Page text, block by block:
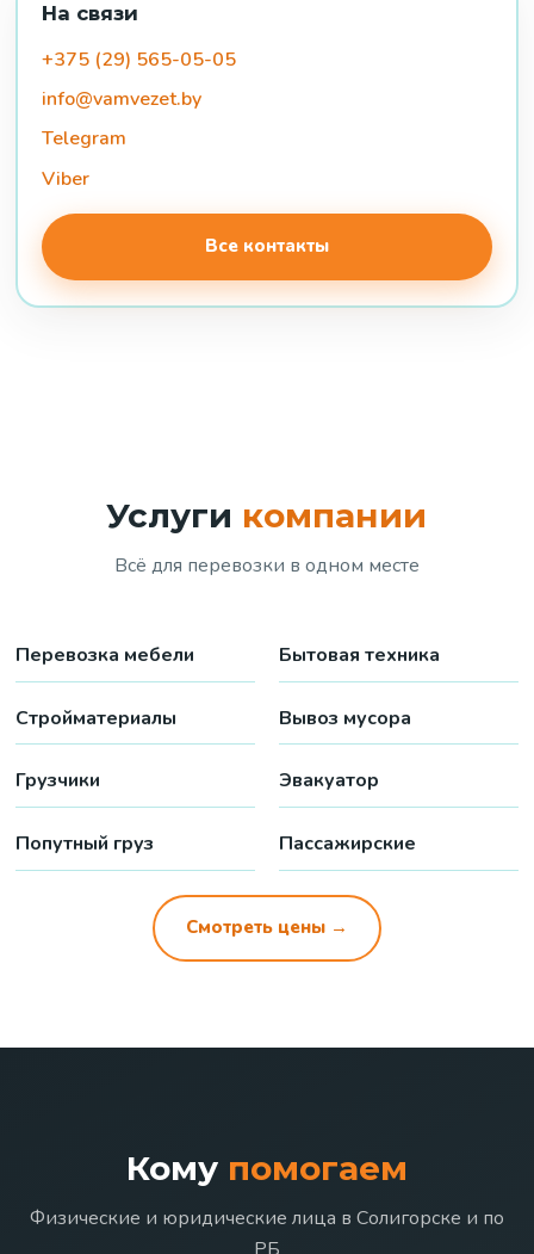
На связи
+375 (29) 565-05-05
info@vamvezet.by
Telegram
Viber
Все контакты
Услуги компании
Всё для перевозки в одном месте
Перевозка мебели Бытовая техника
Стройматериалы Вывоз мусора
Грузчики Эвакуатор
Попутный груз Пассажирские
Смотреть цены →
Кому помогаем
Физические и юридические лица в Солигорске и по